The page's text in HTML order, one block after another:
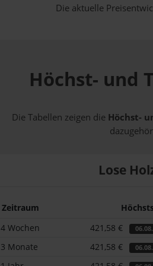
Die aktuelle
Höchst- und
Die Tabellen zeigen die Höchst-
Lose
Zeitraum
4 Wochen
421,58 €
3 Monate 421,58 €